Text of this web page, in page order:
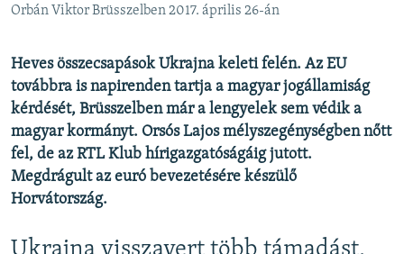
A MÚLT TANULSÁGAI
KÖVESSEN MINKET!
Valamennyi RFE/RL weboldal
Orbán Viktor Brüsszelben 2017. április 26-án
Heves összecsapások Ukrajna keleti felén. Az EU
továbbra is napirenden tartja a magyar jogállamiság
kérdését, Brüsszelben már a lengyelek sem védik a
magyar kormányt. Orsós Lajos mélyszegénységben nőtt
fel, de az RTL Klub hírigazgatóságáig jutott.
Megdrágult az euró bevezetésére készülő
Horvátország.